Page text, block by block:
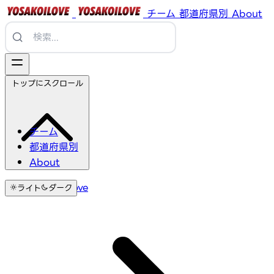
チーム 都道府県別 About
チーム
都道府県別
About
ライト ダーク
トップにスクロール
YosakoiLove